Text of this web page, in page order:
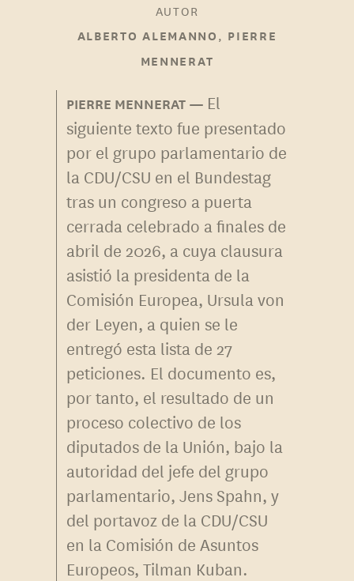
AUTOR
ALBERTO ALEMANNO, PIERRE
MENNERAT
PIERRE MENNERAT
El
siguiente texto fue presentado
por el grupo parlamentario de
la CDU/CSU en el Bundestag
tras un congreso a puerta
cerrada celebrado a finales de
abril de 2026, a cuya clausura
asistió la presidenta de la
Comisión Europea, Ursula von
der Leyen, a quien se le
entregó esta lista de 27
peticiones. El documento es,
por tanto, el resultado de un
proceso colectivo de los
diputados de la Unión, bajo la
autoridad del jefe del grupo
parlamentario, Jens Spahn, y
del portavoz de la CDU/CSU
en la Comisión de Asuntos
Europeos, Tilman Kuban.